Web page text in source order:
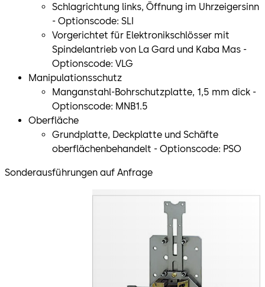
Schlagrichtung links, Öffnung im Uhrzeigersinn
- Optionscode: SLI
Vorgerichtet für Elektronikschlösser mit
Spindelantrieb von La Gard und Kaba Mas -
Optionscode: VLG
Manipulationsschutz
Manganstahl-Bohrschutzplatte, 1,5 mm dick -
Optionscode: MNB1.5
Oberfläche
Grundplatte, Deckplatte und Schäfte
oberflächenbehandelt - Optionscode: PSO
Sonderausführungen auf Anfrage